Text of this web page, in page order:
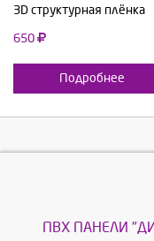
3D структурная плёнка
650
Подробнее
ПВХ ПАНЕЛИ